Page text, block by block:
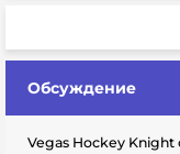
Обсуждение
Vegas Hockey